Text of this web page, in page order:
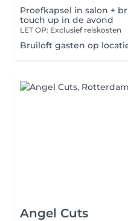
Proefkapsel in salon +
touch up in de avond
LET OP: Exclusief reiskosten
Bruiloft gasten op
Angel Cuts